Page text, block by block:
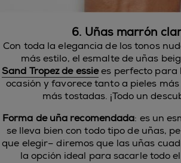
6. Uñas marrón
Con toda la elegancia de los tonos
más estilo, el esmalte de uñas
Sand Tropezdeessiees perfecto para
ocasión y favorece tanto a pieles
más tostadas. ¡Todo un
Forma de uña recomendada: es un
se lleva bien con todo tipo de uñas,
que elegir– diremos que las uñas
la opción ideal para sacarle todo